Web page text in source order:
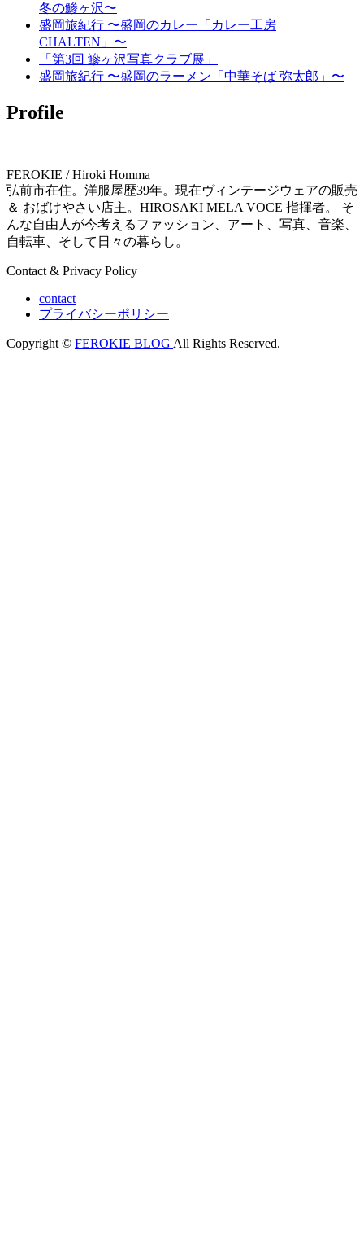
冬の鯵ヶ沢〜
盛岡旅紀行 〜盛岡のカレー「カレー工房
CHALTEN」〜
「第3回 鰺ヶ沢写真クラブ展」
盛岡旅紀行 〜盛岡のラーメン「中華そば 弥太郎」〜
Profile
FEROKIE / Hiroki Homma
弘前市在住。洋服屋歴39年。現在ヴィンテージウェアの販売
＆ おばけやさい店主。HIROSAKI MELA VOCE 指揮者。 そ
んな自由人が今考えるファッション、アート、写真、音楽、
自転車、そして日々の暮らし。
Contact & Privacy Policy
contact
プライバシーポリシー
Copyright © FEROKIE BLOG All Rights Reserved.